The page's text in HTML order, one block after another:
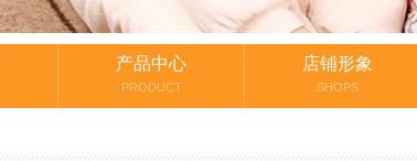
产品中心
PRODUCT
店铺形象
SHOPS